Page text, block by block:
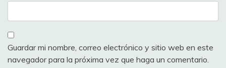
Guardar mi nombre, correo electrónico y sitio web en este
navegador para la próxima vez que haga un comentario.